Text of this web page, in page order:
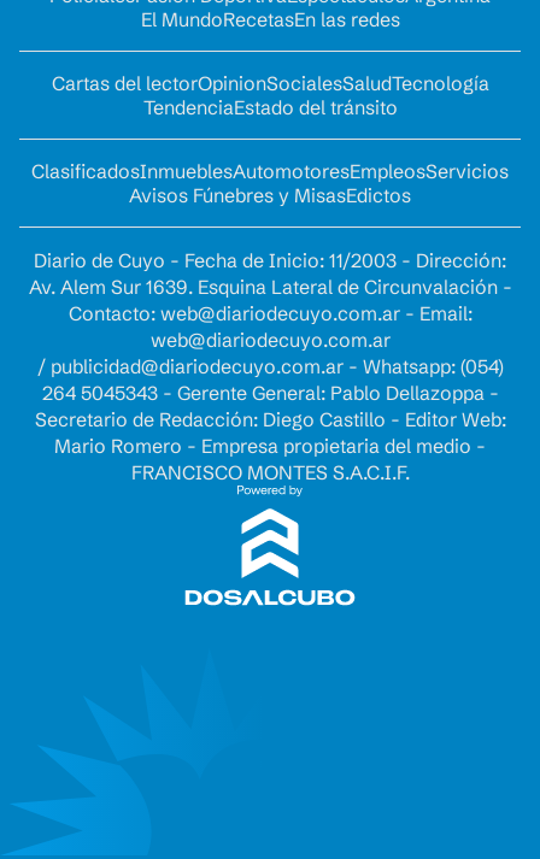
El MundoRecetasEn las redes
Cartas del lectorOpinionSocialesSaludTecnología
TendenciaEstado del tránsito
ClasificadosInmueblesAutomotoresEmpleosServicios
Avisos Fúnebres y MisasEdictos
Diario de Cuyo - Fecha de Inicio: 11/2003 - Dirección:
Av. Alem Sur 1639. Esquina Lateral de Circunvalación -
Contacto: web@diariodecuyo.com.ar- Email:
web@diariodecuyo.com.ar
/ publicidad@diariodecuyo.com.ar- Whatsapp: (054)
264 5045343 - Gerente General: Pablo Dellazoppa -
Secretario de Redacción: Diego Castillo - Editor Web:
Mario Romero - Empresa propietaria del medio -
FRANCISCO MONTES S.A.C.I.F.